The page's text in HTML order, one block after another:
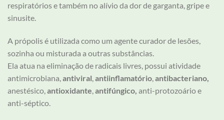
respiratórios e também no alívio da dor de garganta, gripe e
sinusite.
A própolis é utilizada como um agente curador de lesões,
sozinha ou misturada a outras substâncias.
Ela atua na eliminação de radicais livres, possui atividade
antimicrobiana,antiviral,antiinflamatório,antibacteriano,
anestésico,antioxidante,antifúngico, anti-protozoário e
anti-séptico.